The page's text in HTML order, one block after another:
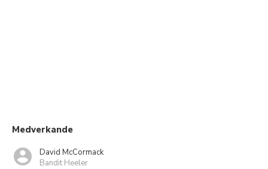
Medverkande
David McCormack
Bandit Heeler